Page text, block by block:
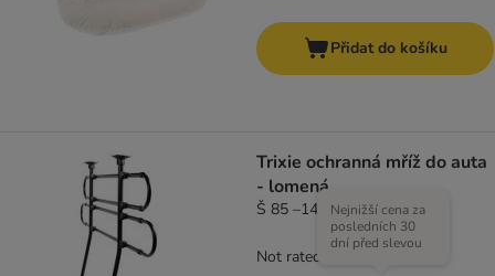
Přidat do košíku
Trixie ochranná mříž do auta
- lomená
Š 85 –140 x V 75–110 cm
Nejnižší cena za
posledních 30
dní před slevou
Not rated